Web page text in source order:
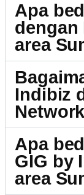
Apa
dengan
area
Indibiz
Apa
GIG by
area